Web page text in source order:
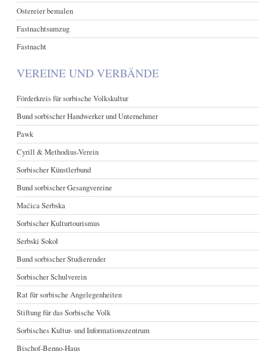
Ostereier bemalen
Fastnachtsumzug
Fastnacht
VEREINE UND VERBÄNDE
Förderkreis für sorbische Volkskultur
Bund sorbischer Handwerker und Unternehmer
Pawk
Cyrill & Methodius-Verein
Sorbischer Künstlerbund
Bund sorbischer Gesangvereine
Maćica Serbska
Sorbischer Kulturtourismus
Serbski Sokoł
Bund sorbischer Studierender
Sorbischer Schulverein
Rat für sorbische Angelegenheiten
Stiftung für das Sorbische Volk
Sorbisches Kultur- und Informationszentrum
Bischof-Benno-Haus